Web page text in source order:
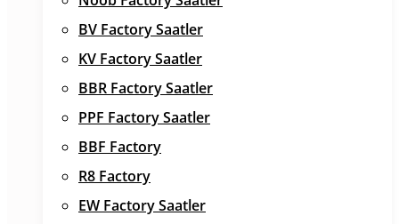
BV Factory Saatler
KV Factory Saatler
BBR Factory Saatler
PPF Factory Saatler
BBF Factory
R8 Factory
EW Factory Saatler